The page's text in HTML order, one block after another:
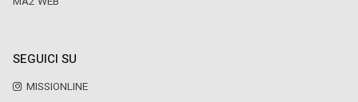
SEGUICI SU
MISSIONLINE